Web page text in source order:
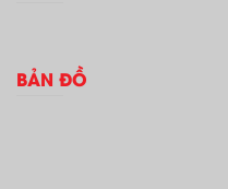
BẢN ĐỒ